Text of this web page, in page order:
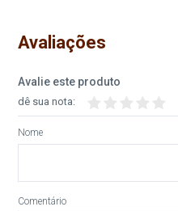
Avaliações
Avalie este produto
dê sua nota:
Nome
Comentário